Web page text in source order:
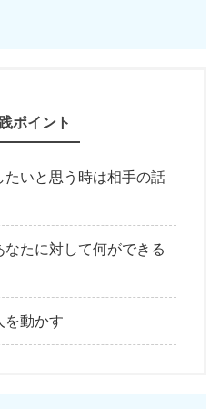
ポイント
たいと思う時は相手の話
たに対して何ができる
を動かす